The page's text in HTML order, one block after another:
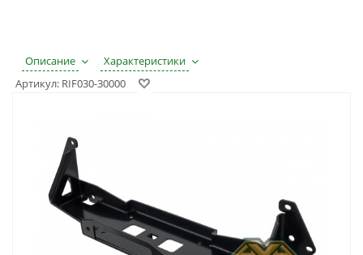
Описание
Характеристики
Артикул: RIF030-30000